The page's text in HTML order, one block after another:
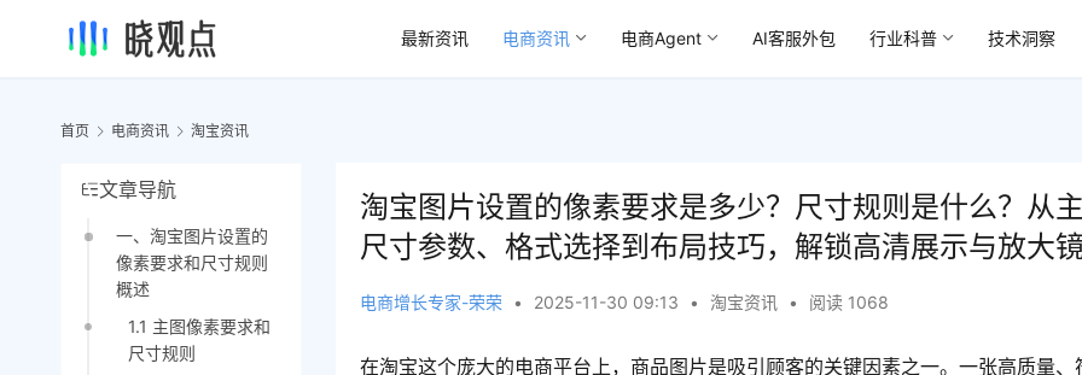
最新资讯 电商资讯 电商Agent AI客服外包 行业科普 技术洞察
首页 电商资讯 淘宝资讯
文章导航
一、淘宝图片设置的
像素要求和尺寸规则
概述
1.1 主图像素要求和
尺寸规则
淘宝图片设置的像素要求是多少？尺寸规则是什么？从
尺寸参数、格式选择到布局技巧，解锁高清展示与放大
电商增长专家-荣荣 • 2025-11-30 09:13 • 淘宝资讯 • 阅读 1068
在淘宝这个庞大的电商平台上，商品图片是吸引顾客的关键因素之一。一张高质量、